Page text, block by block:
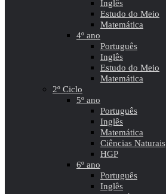
Inglês
Estudo do Meio
Matemática
4º ano
Português
Inglês
Estudo do Meio
Matemática
2º Ciclo
5º ano
Português
Inglês
Matemática
Ciências Naturais
HGP
6º ano
Português
Inglês